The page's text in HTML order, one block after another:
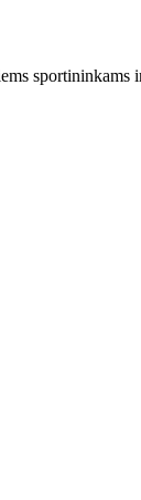
sportininkams